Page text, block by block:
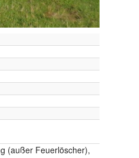
(außer Feuerlöscher),